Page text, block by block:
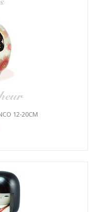
12-20CM